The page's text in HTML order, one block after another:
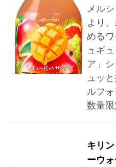
メル
より
める
ュギ
ア」
ュッ
ルフ
数量
キリ
ーウ